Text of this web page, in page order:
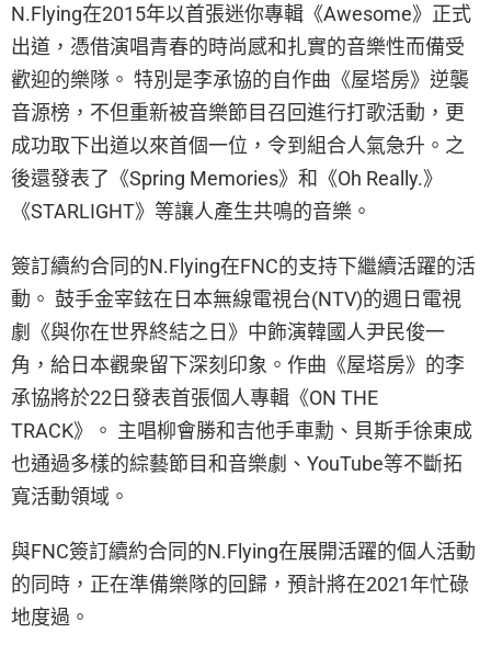
N.Flying在2015年以首張迷你專輯《Awesome》正式
出道，憑借演唱青春的時尚感和扎實的音樂性而備受
歡迎的樂隊。 特別是李承協的自作曲《屋塔房》逆襲
音源榜，不但重新被音樂節目召回進行打歌活動，更
成功取下出道以來首個一位，令到組合人氣急升。之
後還發表了《Spring Memories》和《Oh Really.》
《STARLIGHT》等讓人產生共鳴的音樂。
簽訂續約合同的N.Flying在FNC的支持下繼續活躍的活
動。 鼓手金宰鉉在日本無線電視台(NTV)的週日電視
劇《與你在世界終結之日》中飾演韓國人尹民俊一
角，給日本觀衆留下深刻印象。作曲《屋塔房》的李
承協將於22日發表首張個人專輯《ON THE
TRACK》。 主唱柳會勝和吉他手車勳、貝斯手徐東成
也通過多樣的綜藝節目和音樂劇、YouTube等不斷拓
寬活動領域。
與FNC簽訂續約合同的N.Flying在展開活躍的個人活動
的同時，正在準備樂隊的回歸，預計將在2021年忙碌
地度過。